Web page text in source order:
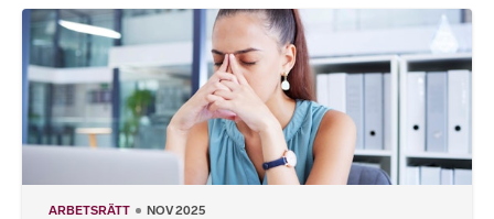
ARBETSRÄTT NOV 2025